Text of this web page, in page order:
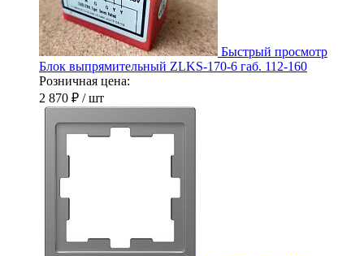
Быстрый просмотр
Блок выпрямительный ZLKS-170-6 габ. 112-160
Розничная цена:
2 870 ₽ / шт